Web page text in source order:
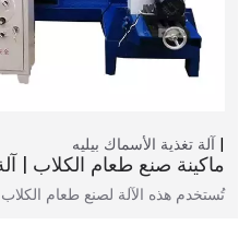
آلة تغذية الأسماك بيليه
ماكينة صنع طعام الكلاب |
تُستخدم هذه الآلة لصنع طعام الكلاب